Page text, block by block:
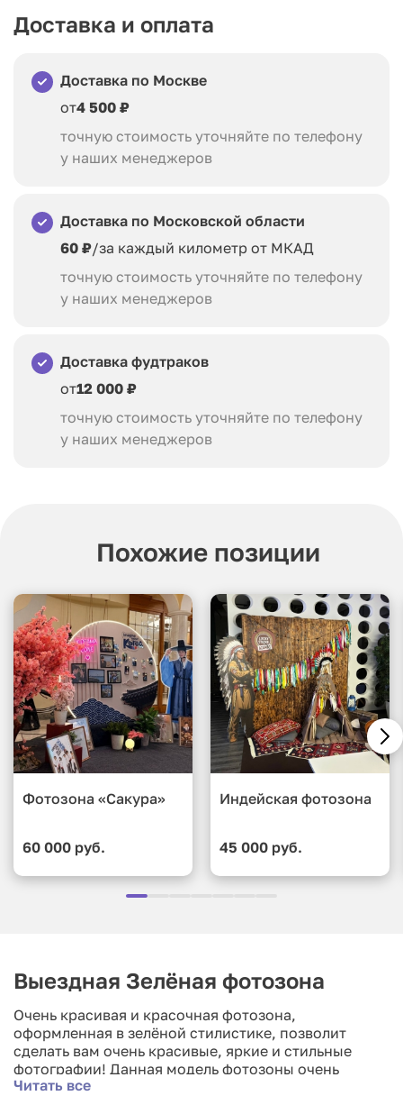
Доставка и оплата
Доставка по Москве
от4 500 ₽
точную стоимость уточняйте по телефону
у наших менеджеров
Доставка по Московской области
60 ₽/за каждый километр от МКАД
точную стоимость уточняйте по телефону
у наших менеджеров
Доставка фудтраков
от12 000 ₽
точную стоимость уточняйте по телефону
у наших менеджеров
Похожие позиции
Фотозона «Сакура»
60 000 руб.
Индейская фотозона
45 000 руб.
Выездная Зелёная фотозона
Очень красивая и красочная фотозона,
оформленная в зелёной стилистике, позволит
сделать вам очень красивые, яркие и стильные
фотографии! Данная модель фотозоны очень
эстетично сочетает в себе флору и минимализм.
Читать все